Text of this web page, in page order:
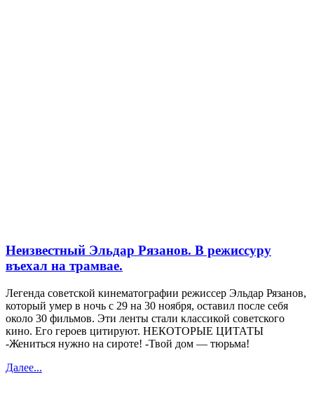
Неизвестный Эльдар Рязанов. В режиссуру
въехал на трамвае.
Легенда советской кинематографии режиссер Эльдар Рязанов,
который умер в ночь с 29 на 30 ноября, оставил после себя
около 30 фильмов. Эти ленты стали классикой советского
кино. Его героев цитируют. НЕКОТОРЫЕ ЦИТАТЫ
-Жениться нужно на сироте! -Твой дом — тюрьма!
Далее...